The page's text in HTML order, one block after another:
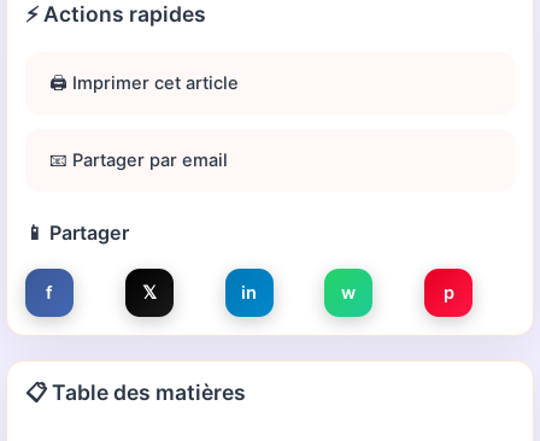
⚡ Actions rapides
🖨️ Imprimer cet article
📧 Partager par email
📱 Partager
f 𝕏 in w p
📋 Table des matières